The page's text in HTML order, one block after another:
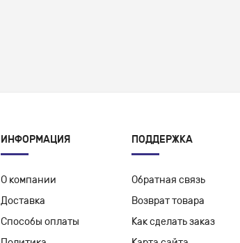
ИНФОРМАЦИЯ
О компании
Доставка
Способы оплаты
ПОДДЕРЖКА
Обратная связь
Возврат товара
Как сделать заказ